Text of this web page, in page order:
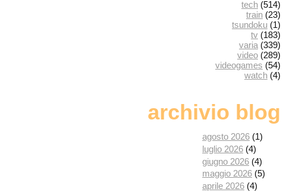
tech (514)
train (23)
tsundoku (1)
tv (183)
varia (339)
video (289)
videogames (54)
watch (4)
archivio blog
agosto 2026 (1)
luglio 2026 (4)
giugno 2026 (4)
maggio 2026 (5)
aprile 2026 (4)